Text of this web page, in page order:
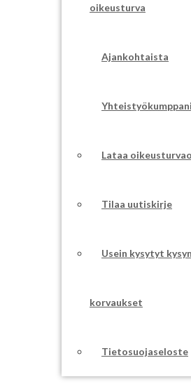
oikeusturva
Ajankohtaista
Lataa
Tilaa uutiskirje
Usein kysytyt
korvaukset
Tietosuojaseloste